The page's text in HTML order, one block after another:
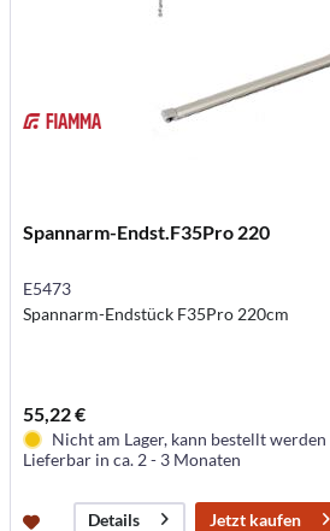
Spannarm-Endst.F35Pro 220
E5473
Spannarm-Endstück F35Pro 220cm
55,22 €
Nicht am Lager, kann bestellt werden
Lieferbar in ca. 2 - 3 Monaten
Details Jetzt kaufen